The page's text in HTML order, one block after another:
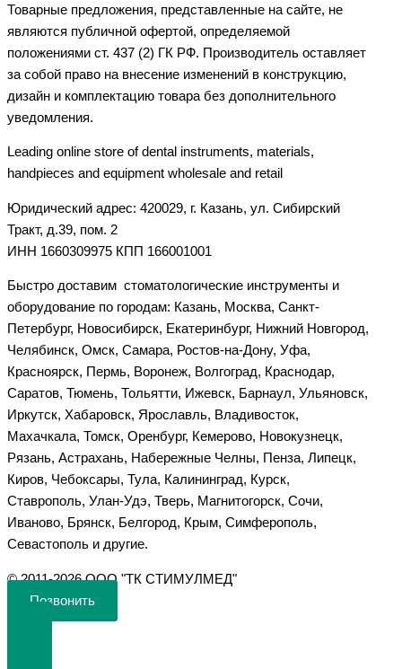
Товарные предложения, представленные на сайте, не
являются публичной офертой, определяемой
положениями ст. 437 (2) ГК РФ. Производитель оставляет
за собой право на внесение изменений в конструкцию,
дизайн и комплектацию товара без дополнительного
уведомления.
Leading online store of dental instruments, materials,
handpieces and equipment wholesale and retail
Юридический адрес: 420029, г. Казань, ул. Сибирский
Тракт, д.39, пом. 2
ИНН 1660309975 КПП 166001001
Быстро доставим стоматологические инструменты и
оборудование по городам: Казань, Москва, Санкт-
Петербург, Новосибирск, Екатеринбург, Нижний Новгород,
Челябинск, Омск, Самара, Ростов-на-Дону, Уфа,
Красноярск, Пермь, Воронеж, Волгоград, Краснодар,
Саратов, Тюмень, Тольятти, Ижевск, Барнаул, Ульяновск,
Иркутск, Хабаровск, Ярославль, Владивосток,
Махачкала, Томск, Оренбург, Кемерово, Новокузнецк,
Рязань, Астрахань, Набережные Челны, Пенза, Липецк,
Киров, Чебоксары, Тула, Калининград, Курск,
Ставрополь, Улан-Удэ, Тверь, Магнитогорск, Сочи,
Иваново, Брянск, Белгород, Крым, Симферополь,
Севастополь и другие.
©️ 2011-2026 ООО "ТК СТИМУЛМЕД"
Позвонить